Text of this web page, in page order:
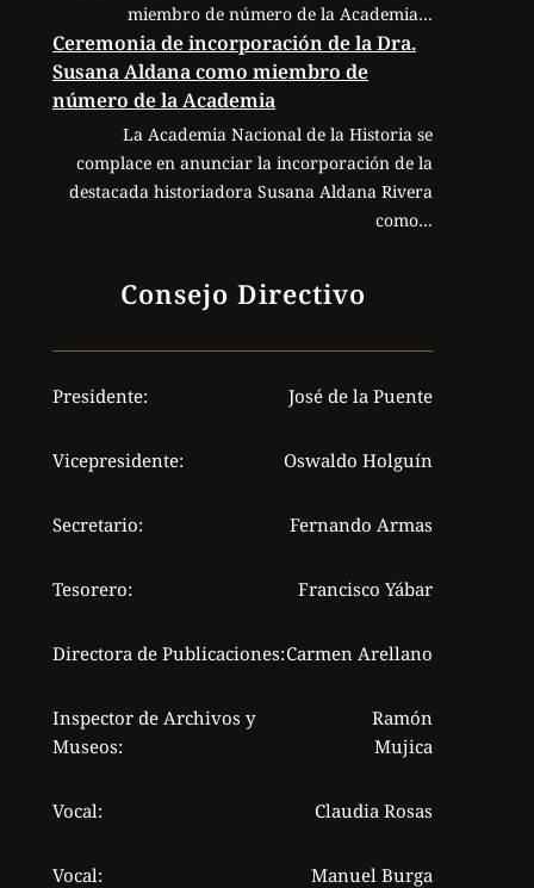
miembro de número de la Academia…
Ceremonia de incorporación de la Dra.
Susana Aldana como miembro de
número de la Academia
La Academia Nacional de la Historia se
complace en anunciar la incorporación de la
destacada historiadora Susana Aldana Rivera
como…
Consejo Directivo
Presidente: José de la Puente
Vicepresidente: Oswaldo Holguín
Secretario: Fernando Armas
Tesorero: Francisco Yábar
Directora de Publicaciones:Carmen Arellano
Inspector de Archivos y
Museos:
Ramón
Mujica
Vocal: Claudia Rosas
Vocal: Manuel Burga